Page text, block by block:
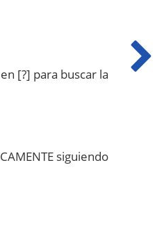
[?] para buscar la
siguiendo